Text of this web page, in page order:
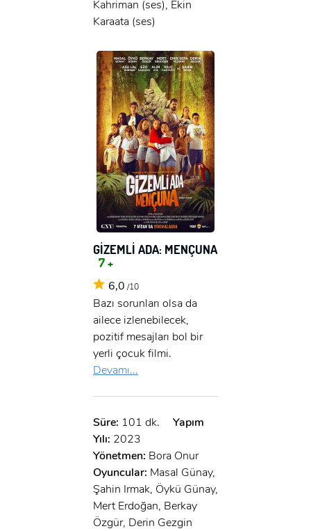
Kahriman (ses), Ekin
Karaata (ses)
GİZEMLİ ADA: MENÇUNA
7 +
6,0 /10
Bazı sorunları olsa da
ailece izlenebilecek,
pozitif mesajları bol bir
yerli çocuk filmi.
Devamı...
Süre: 101 dk.
Yapım
Yılı: 2023
Yönetmen: Bora Onur
Oyuncular: Masal Günay,
Şahin Irmak, Öykü Günay,
Mert Erdoğan, Berkay
Özgür, Derin Gezgin